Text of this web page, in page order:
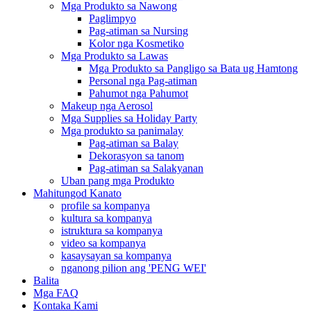
Mga Produkto sa Nawong
Paglimpyo
Pag-atiman sa Nursing
Kolor nga Kosmetiko
Mga Produkto sa Lawas
Mga Produkto sa Pangligo sa Bata ug Hamtong
Personal nga Pag-atiman
Pahumot nga Pahumot
Makeup nga Aerosol
Mga Supplies sa Holiday Party
Mga produkto sa panimalay
Pag-atiman sa Balay
Dekorasyon sa tanom
Pag-atiman sa Salakyanan
Uban pang mga Produkto
Mahitungod Kanato
profile sa kompanya
kultura sa kompanya
istruktura sa kompanya
video sa kompanya
kasaysayan sa kompanya
nganong pilion ang 'PENG WEI'
Balita
Mga FAQ
Kontaka Kami